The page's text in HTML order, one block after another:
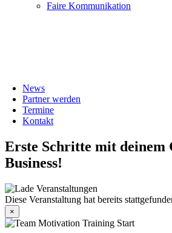
Faire Kommunikation
News
Partner werden
Termine
Kontakt
Erste Schritte mit deinem
Business!
Diese Veranstaltung hat bereits
×